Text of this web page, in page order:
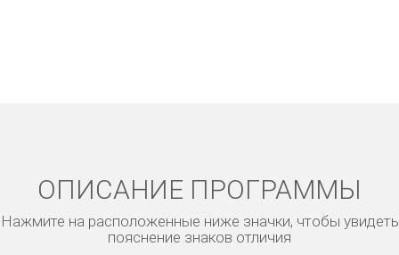
ОПИСАНИЕ ПРОГРАММЫ
Нажмите на расположенные ниже значки, чтобы увидеть
пояснение знаков отличия